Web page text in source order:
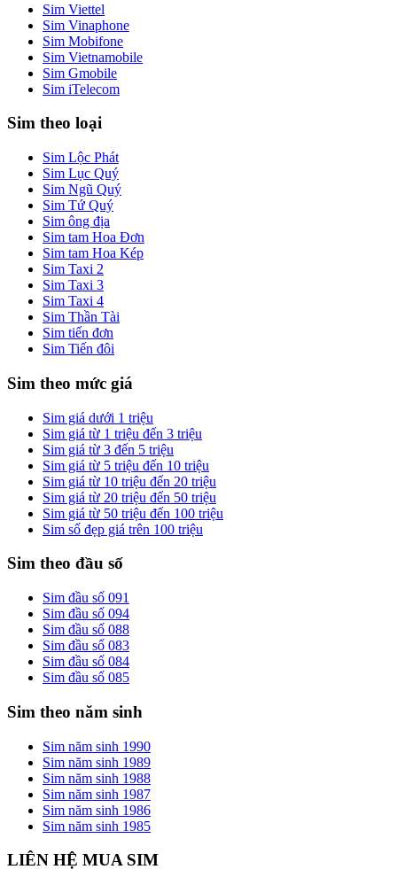
Sim Viettel
Sim Vinaphone
Sim Mobifone
Sim Vietnamobile
Sim Gmobile
Sim iTelecom
Sim theo loại
Sim Lộc Phát
Sim Lục Quý
Sim Ngũ Quý
Sim Tứ Quý
Sim ông địa
Sim tam Hoa Đơn
Sim tam Hoa Kép
Sim Taxi 2
Sim Taxi 3
Sim Taxi 4
Sim Thần Tài
Sim tiến đơn
Sim Tiến đôi
Sim theo mức giá
Sim giá dưới 1 triệu
Sim giá từ 1 triệu đến 3 triệu
Sim giá từ 3 đến 5 triệu
Sim giá từ 5 triệu đến 10 triệu
Sim giá từ 10 triệu đến 20 triệu
Sim giá từ 20 triệu đến 50 triệu
Sim giá từ 50 triệu đến 100 triệu
Sim số đẹp giá trên 100 triệu
Sim theo đầu số
Sim đầu số 091
Sim đầu số 094
Sim đầu số 088
Sim đầu số 083
Sim đầu số 084
Sim đầu số 085
Sim theo năm sinh
Sim năm sinh 1990
Sim năm sinh 1989
Sim năm sinh 1988
Sim năm sinh 1987
Sim năm sinh 1986
Sim năm sinh 1985
LIÊN HỆ MUA SIM